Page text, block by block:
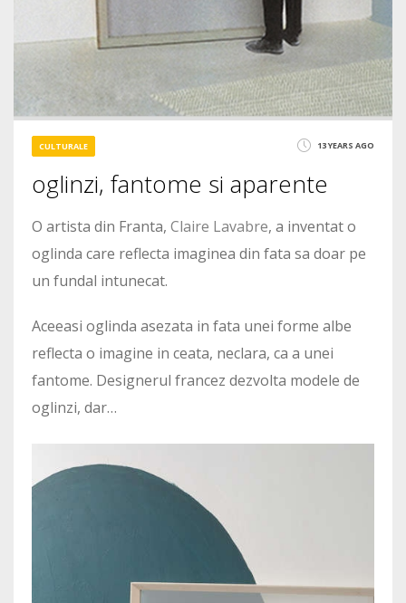
CULTURALE 13 YEARS AGO
oglinzi, fantome si aparente
O artista din Franta, Claire Lavabre, a inventat o
oglinda care reflecta imaginea din fata sa doar pe
un fundal intunecat.
Aceeasi oglinda asezata in fata unei forme albe
reflecta o imagine in ceata, neclara, ca a unei
fantome. Designerul francez dezvolta modele de
oglinzi, dar…